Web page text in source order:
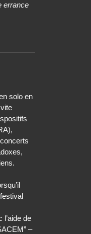
errance
solo en
l’aide de
–